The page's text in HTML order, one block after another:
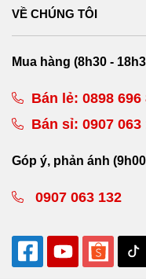
VỀ CHÚNG TÔI
Mua hàng (8h30 -
Bán lẻ: 0898 696
Bán sỉ: 0907 063
Góp ý, phản ánh
0907 063 132